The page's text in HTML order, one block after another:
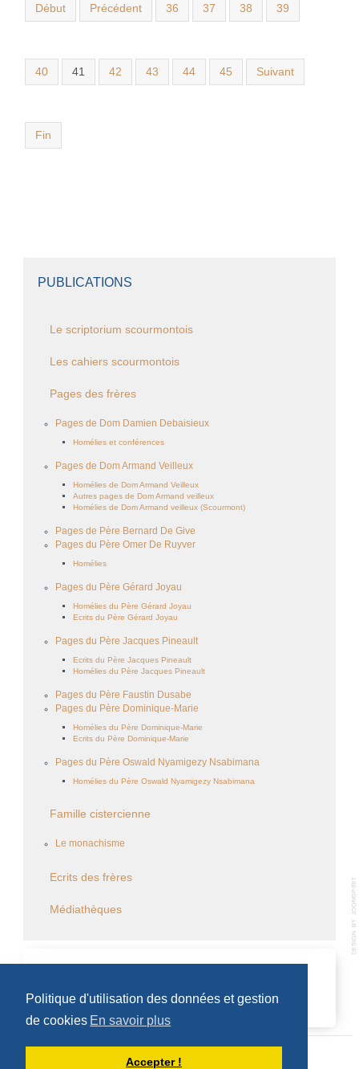
Politique d'utilisation des données et gestion
de cookies En savoir plus
Accepter !
Début Précédent 36 37 38 39
40 41 42 43 44 45 Suivant
Fin
PUBLICATIONS
Le scriptorium scourmontois
Les cahiers scourmontois
Pages des frères
Pages de Dom Damien Debaisieux
Homélies et conférences
Pages de Dom Armand Veilleux
Homélies de Dom Armand Veilleux
Autres pages de Dom Armand veilleux
Homélies de Dom Armand veilleux (Scourmont)
Pages de Père Bernard De Give
Pages du Père Omer De Ruyver
Homélies
Pages du Père Gérard Joyau
Homélies du Père Gérard Joyau
Ecrits du Père Gérard Joyau
Pages du Père Jacques Pineault
Ecrits du Père Jacques Pineault
Homélies du Père Jacques Pineault
Pages du Père Faustin Dusabe
Pages du Père Dominique-Marie
Homélies du Père Dominique-Marie
Ecrits du Père Dominique-Marie
Pages du Père Oswald Nyamigezy Nsabimana
Homélies du Père Oswald Nyamigezy Nsabimana
Famille cistercienne
Le monachisme
Ecrits des frères
Médiathèques
Aucun évènement